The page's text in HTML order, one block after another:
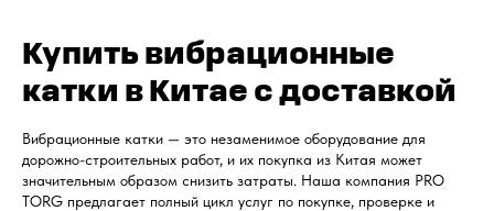
Купить вибрационные
катки в Китае с доставкой
Вибрационные катки — это незаменимое оборудование для
дорожно-строительных работ, и их покупка из Китая может
значительным образом снизить затраты. Наша компания PRO
TORG предлагает полный цикл услуг по покупке, проверке и